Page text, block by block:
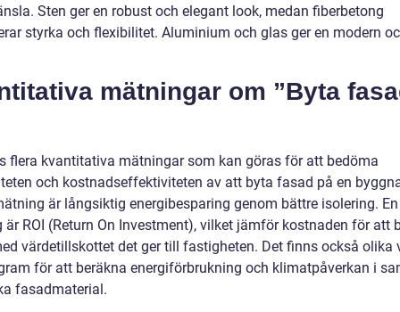
Sten ger en robust och elegant look, medan fiberbetong
styrka och flexibilitet. Aluminium och glas ger en modern
mätningar om ”Byta
flera kvantitativa mätningar som kan göras för att bedöma
och kostnadseffektiviteten av att byta fasad på en
är långsiktig energibesparing genom bättre isolering.
är ROI (Return On Investment), vilket jämför kostnaden för att
värdetillskottet det ger till fastigheten. Det finns också olika
för att beräkna energiförbrukning och klimatpåverkan i
fasadmaterial.